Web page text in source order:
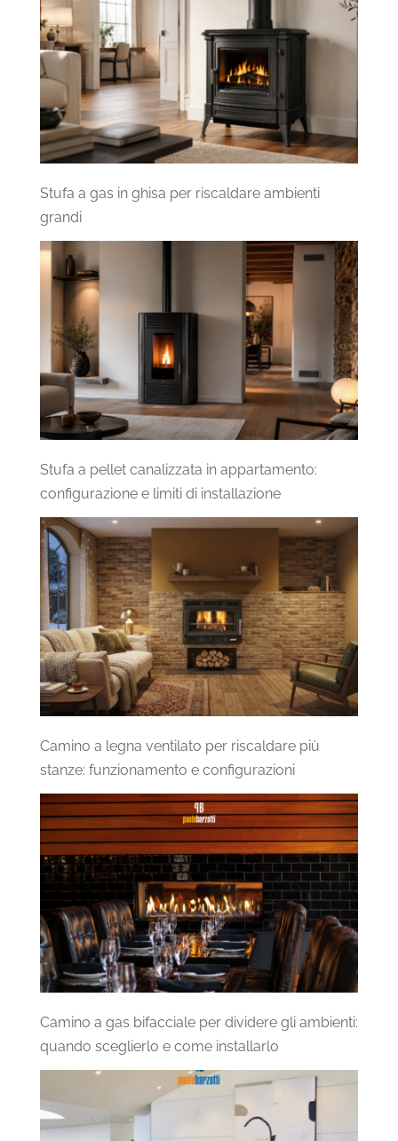
Stufa a gas in ghisa per riscaldare ambienti
grandi
Stufa a pellet canalizzata in appartamento:
configurazione e limiti di installazione
Camino a legna ventilato per riscaldare più
stanze: funzionamento e configurazioni
Camino a gas bifacciale per dividere gli ambienti:
quando sceglierlo e come installarlo